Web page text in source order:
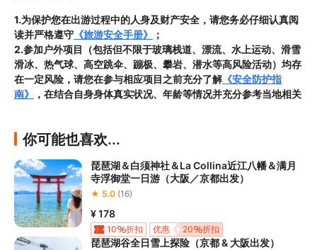
1.为保护您在出游过程中的人身及财产安全，请您务必仔细认真阅
读并严格遵守 《旅游安全手册》
；
2.参加户外项目（包括但不限于玻璃栈道、漂流、水上运动、滑雪
滑冰、热气球、高空跳伞、蹦极、攀岩、潜水等高风险活动）均存
在一定风险，请您在参与相应项目之前充分了解《安全防护指
南》
，在结合自身身体真实状况、年龄等情况并充分参考当地相关
龄、准入身高及准入体重等准入要求
4.禁止孕妇、患有高血压、心脏病等不适合刺激性游玩项目的疾病
患者及严重恐高、体质较弱的游客参加本项目，若您隐瞒前述情况
参加本项目发生意外的，由您本人承担一切责任，因此给旅行社造
5.在项目过程中您需要全程正确穿戴安全护具，戴眼镜的游客应当
做好相应防护，避免发生意外事件 。若本项目因天气恶劣或其他不
你可能也喜欢...
琵琶湖＆白须神社＆La Collina近江八幡＆满月
寺浮御堂一日游（大阪／京都出发）
★ 5.0 (16)
¥ 178
10 折扣 20 折扣
优惠
琵琶湖谷全日雪上探险（京都 & 大阪出发）